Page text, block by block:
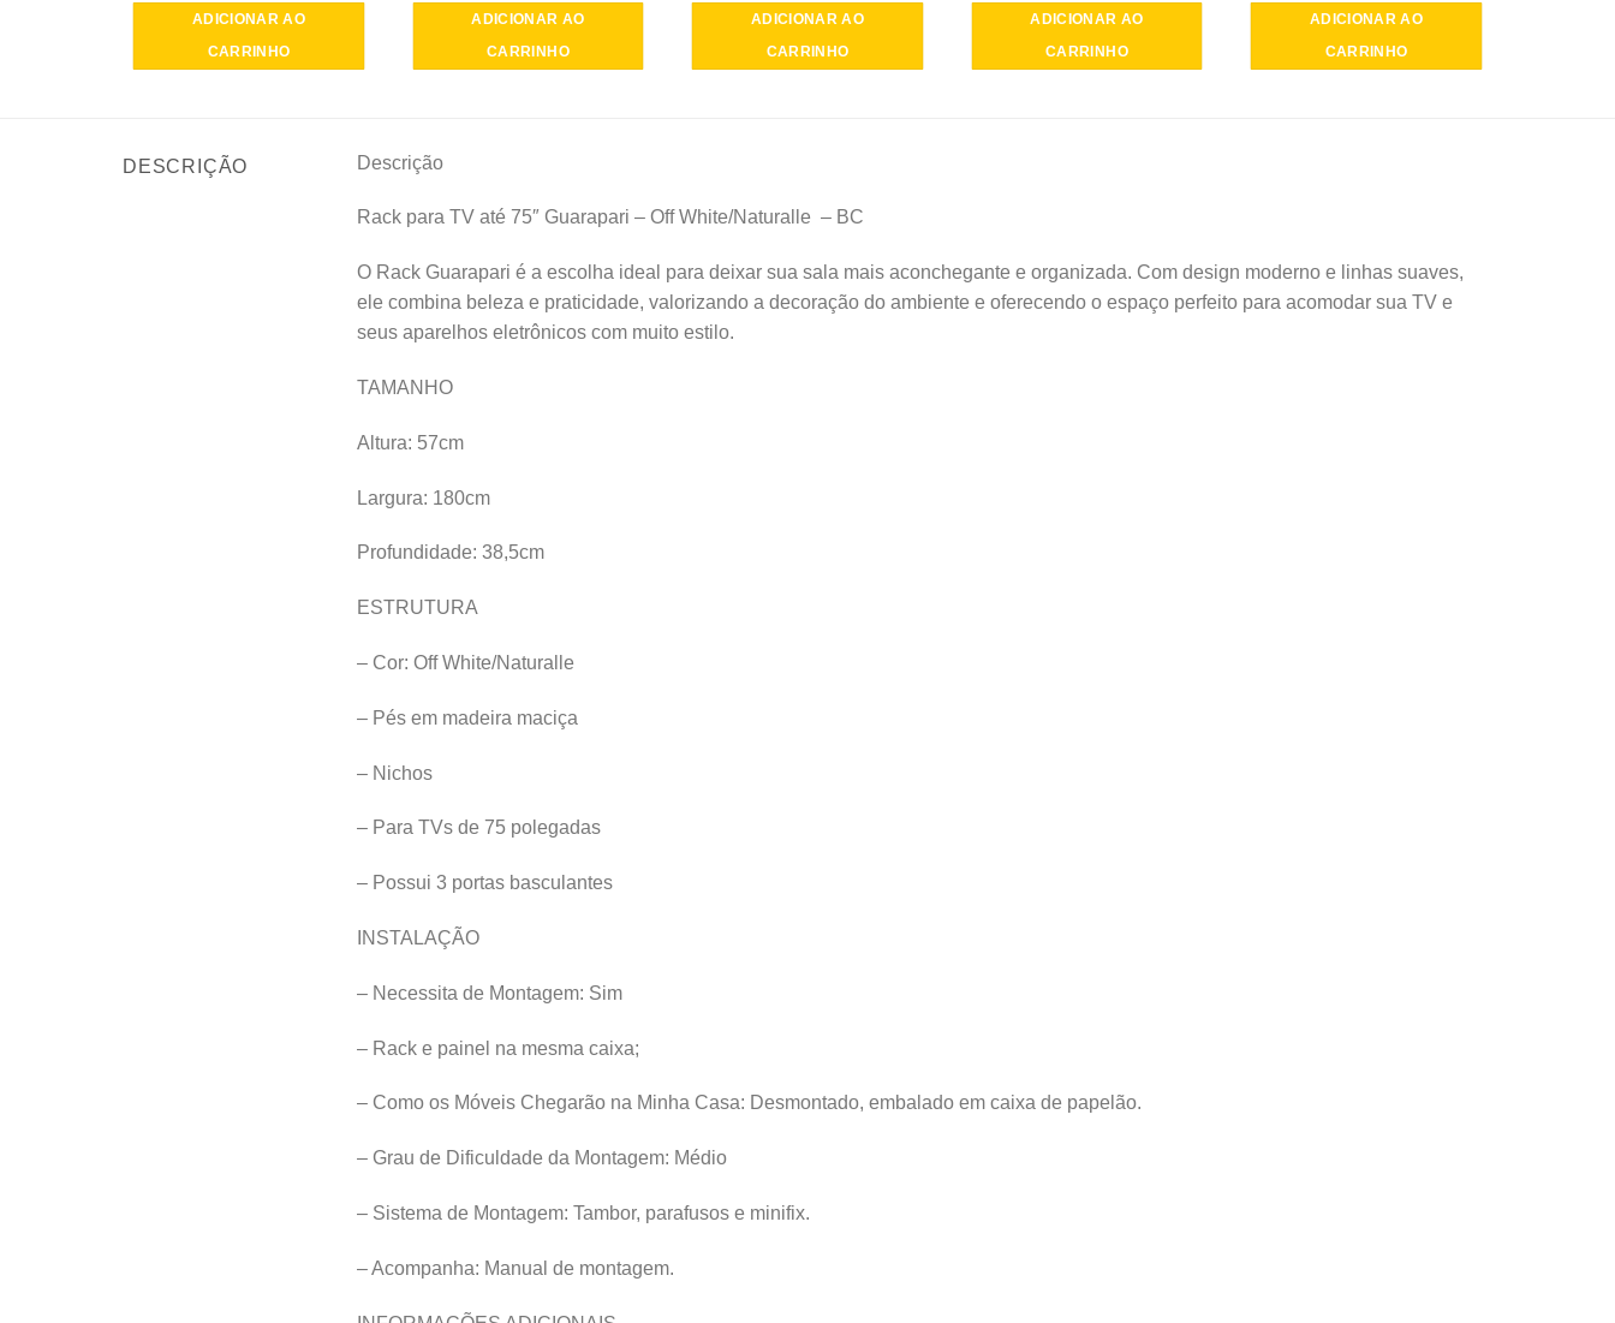
ADICIONAR AO
CARRINHO
ADICIONAR AO
CARRINHO
ADICIONAR AO
CARRINHO
ADICIONAR AO
CARRINHO
ADICIONAR AO
CARRINHO
DESCRIÇÃO Descrição
Rack para TV até 75″ Guarapari – Off White/Naturalle – BC
O Rack Guarapari é a escolha ideal para deixar sua sala mais aconchegante e organizada. Com design moderno e linhas suaves,
ele combina beleza e praticidade, valorizando a decoração do ambiente e oferecendo o espaço perfeito para acomodar sua TV e
seus aparelhos eletrônicos com muito estilo.
TAMANHO
Altura: 57cm
Largura: 180cm
Profundidade: 38,5cm
ESTRUTURA
– Cor: Off White/Naturalle
– Pés em madeira maciça
– Nichos
– Para TVs de 75 polegadas
– Possui 3 portas basculantes
INSTALAÇÃO
– Necessita de Montagem: Sim
– Rack e painel na mesma caixa;
– Como os Móveis Chegarão na Minha Casa: Desmontado, embalado em caixa de papelão.
– Grau de Dificuldade da Montagem: Médio
– Sistema de Montagem: Tambor, parafusos e minifix.
– Acompanha: Manual de montagem.